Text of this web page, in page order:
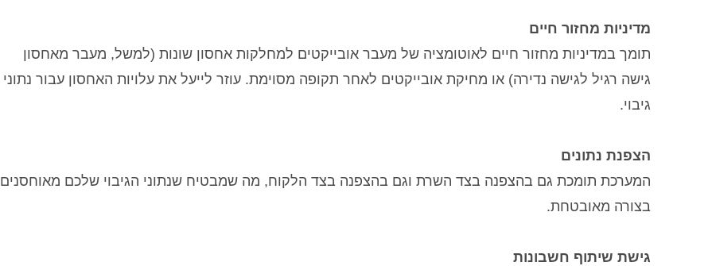
מדיניות מחזור חיים
תומך במדיניות מחזור חיים לאוטומציה של מעבר אובייקטים למחלקות אחסון שונות (למשל, מעבר מאחסון
גישה רגיל לגישה נדירה) או מחיקת אובייקטים לאחר תקופה מסוימת. עוזר לייעל את עלויות האחסון עבור נתוני
גיבוי.
הצפנת נתונים
המערכת תומכת גם בהצפנה בצד השרת וגם בהצפנה בצד הלקוח, מה שמבטיח שנתוני הגיבוי שלכם מאוחסנים
בצורה מאובטחת.
גישת שיתוף חשבונות